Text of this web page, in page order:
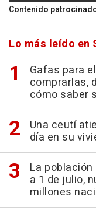
Contenido
Lo más leído en
Gafas para
comprarlas,
cómo saber
Una ceutí
día en su
La
a 1 de julio,
millones